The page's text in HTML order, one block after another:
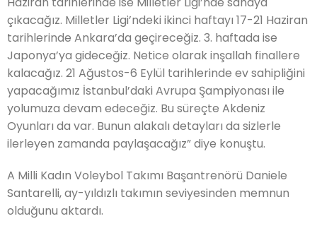
çıkacağız. Milletler Ligi’ndeki ikinci haftayı 17-21 Haziran
tarihlerinde Ankara’da geçireceğiz. 3. haftada ise
Japonya’ya gideceğiz. Netice olarak inşallah finallere
kalacağız. 21 Ağustos-6 Eylül tarihlerinde ev sahipliğini
yapacağımız İstanbul’daki Avrupa Şampiyonası ile
yolumuza devam edeceğiz. Bu süreçte Akdeniz
Oyunları da var. Bunun alakalı detayları da sizlerle
ilerleyen zamanda paylaşacağız” diye konuştu.
A Milli Kadın Voleybol Takımı Başantrenörü Daniele
Santarelli, ay-yıldızlı takımın seviyesinden memnun
olduğunu aktardı.